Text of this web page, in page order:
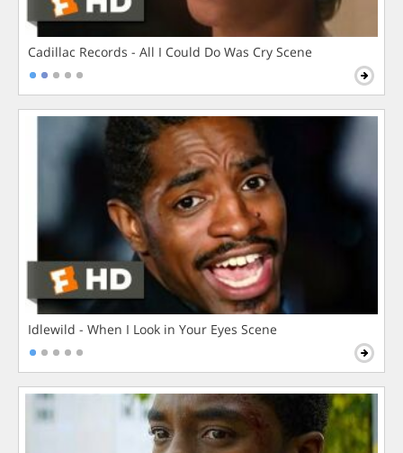
Cadillac Records - All I Could Do Was Cry Scene
Idlewild - When I Look in Your Eyes Scene